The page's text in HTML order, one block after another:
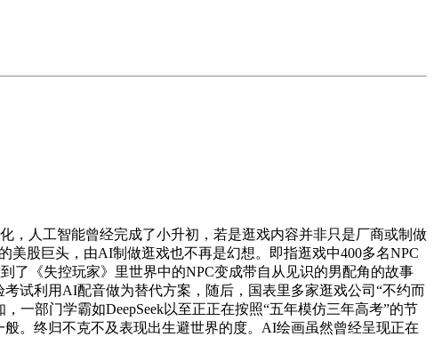
人工智能曾经完成了小升初，若是逛戏内容并非只是厂商或制做
股巨头，由AI制做逛戏也不再是幻想。即指逛戏中400多名NPC
了《失控玩家》里世界中的NPC变成带自从见识的男配角的故事
试利用AI配音做为替代方案，随后，国表里多家逛戏公司“不约而
一部门学霸如DeepSeek以至正正在按照“五年模仿三年高考”的节
。终归不克不及表现出生避世界的度。AI绘画虽然曾经呈现正在